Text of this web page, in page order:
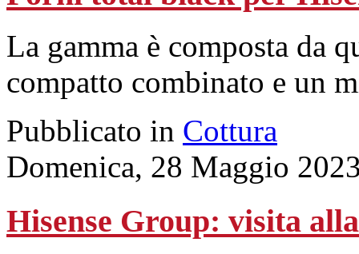
La gamma è composta da
compatto combinato e un
Pubblicato in Cottura
Domenica, 28 Maggio
Hisense Group: visita